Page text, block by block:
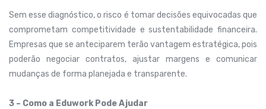
Sem esse diagnóstico, o risco é tomar decisões equivocadas que
comprometam competitividade e sustentabilidade financeira.
Empresas que se anteciparem terão vantagem estratégica, pois
poderão negociar contratos, ajustar margens e comunicar
mudanças de forma planejada e transparente.
3 – Como a Eduwork Pode Ajudar